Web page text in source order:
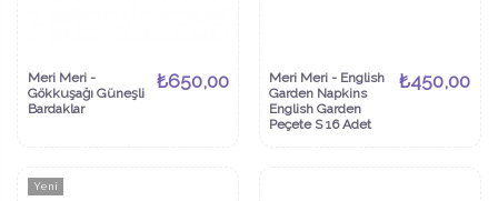
Meri Meri -
Gökkuşağı Güneşli
Bardaklar
₺650,00
Meri Meri - English
Garden Napkins
English Garden
Peçete S 16 Adet
₺450,00
Yeni